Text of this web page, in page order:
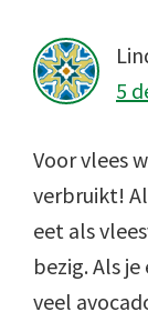
5
Voor vlees
verbruikt!
eet als
bezig. Als
veel